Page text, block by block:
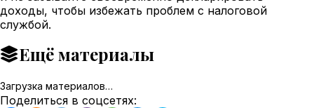
доходы, чтобы избежать проблем с налоговой
службой.
Ещё материалы
Загрузка материалов…
Поделиться в соцсетях: